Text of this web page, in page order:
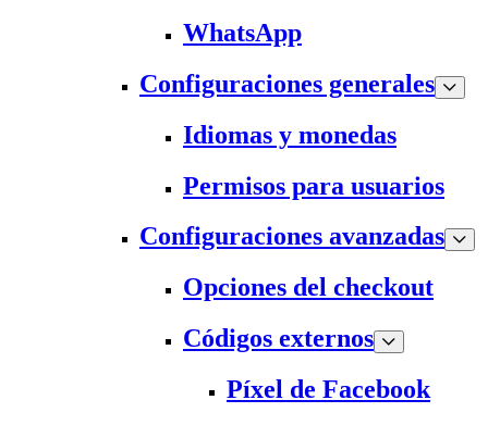
WhatsApp
Configuraciones generales
Idiomas y monedas
Permisos para usuarios
Configuraciones avanzadas
Opciones del checkout
Códigos externos
Píxel de Facebook